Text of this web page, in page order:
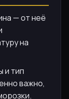
— от неё
на
и тип
важно,